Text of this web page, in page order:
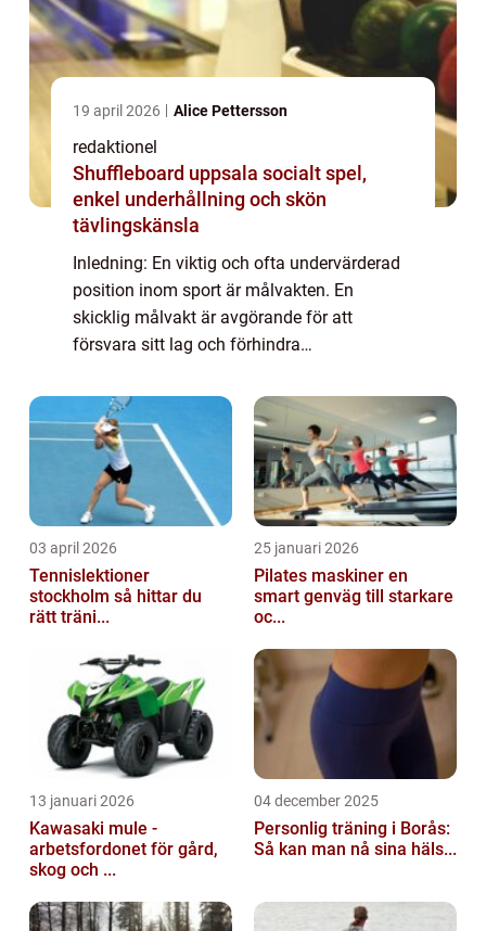
19 april 2026 Alice Pettersson
redaktionel
Shuffleboard uppsala socialt spel,
enkel underhållning och skön
tävlingskänsla
Inledning: En viktig och ofta undervärderad
position inom sport är målvakten. En
skicklig målvakt är avgörande för att
försvara sitt lag och förhindra
finns det också sådana som inte lever upp
till förväntnin...
03 april 2026
Tennislektioner
stockholm så hittar du
rätt träni...
25 januari 2026
Pilates maskiner en
smart genväg till starkare
oc...
13 januari 2026
Kawasaki mule -
arbetsfordonet för gård,
skog och ...
04 december 2025
Personlig träning i Borås:
Så kan man nå sina häls...